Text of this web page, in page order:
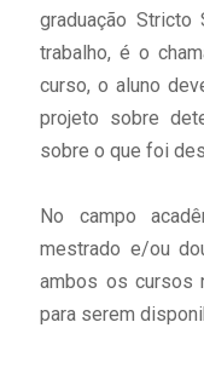
graduação Stricto
trabalho, é o
curso, o aluno
projeto sobre
sobre o que foi
No campo
mestrado e/ou
ambos os cursos
para serem